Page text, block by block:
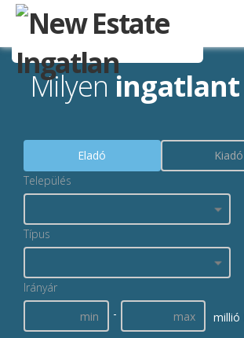
Milyeningatlant
Eladó
Kiadó
Település
Típus
Irányár
-
millió